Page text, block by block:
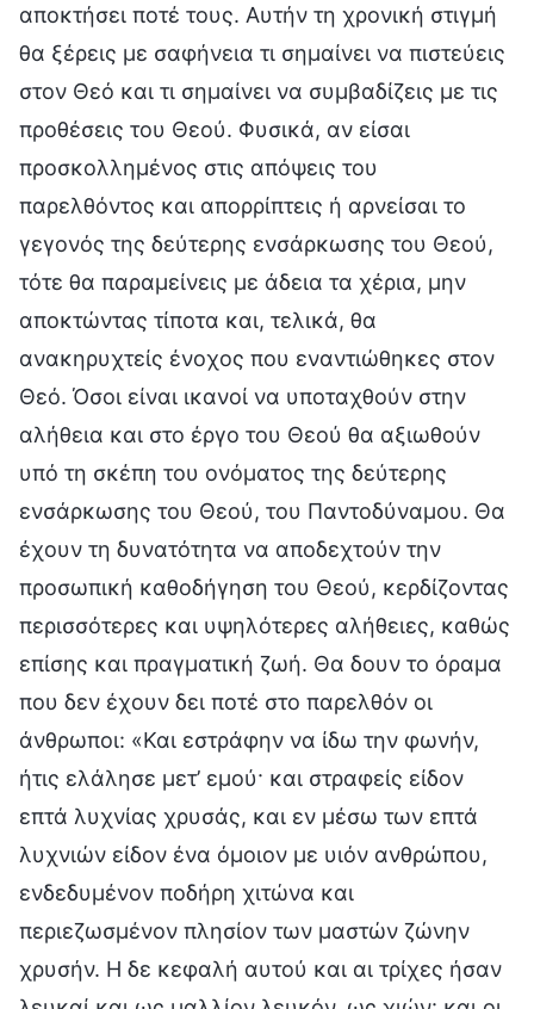
αποκτήσει ποτέ τους. Αυτήν τη χρονική στιγμή
θα ξέρεις με σαφήνεια τι σημαίνει να πιστεύεις
στον Θεό και τι σημαίνει να συμβαδίζεις με τις
προθέσεις του Θεού. Φυσικά, αν είσαι
προσκολλημένος στις απόψεις του
παρελθόντος και απορρίπτεις ή αρνείσαι το
γεγονός της δεύτερης ενσάρκωσης του Θεού,
τότε θα παραμείνεις με άδεια τα χέρια, μην
αποκτώντας τίποτα και, τελικά, θα
ανακηρυχτείς ένοχος που εναντιώθηκες στον
Θεό. Όσοι είναι ικανοί να υποταχθούν στην
αλήθεια και στο έργο του Θεού θα αξιωθούν
υπό τη σκέπη του ονόματος της δεύτερης
ενσάρκωσης του Θεού, του Παντοδύναμου. Θα
έχουν τη δυνατότητα να αποδεχτούν την
προσωπική καθοδήγηση του Θεού, κερδίζοντας
περισσότερες και υψηλότερες αλήθειες, καθώς
επίσης και πραγματική ζωή. Θα δουν το όραμα
που δεν έχουν δει ποτέ στο παρελθόν οι
άνθρωποι: «Και εστράφην να ίδω την φωνήν,
ήτις ελάλησε μετ’ εμού· και στραφείς είδον
επτά λυχνίας χρυσάς, και εν μέσω των επτά
λυχνιών είδον ένα όμοιον με υιόν ανθρώπου,
ενδεδυμένον ποδήρη χιτώνα και
περιεζωσμένον πλησίον των μαστών ζώνην
χρυσήν. Η δε κεφαλή αυτού και αι τρίχες ήσαν